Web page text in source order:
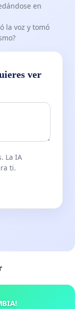
en
la voz y tomó
ver
La IA
ti.